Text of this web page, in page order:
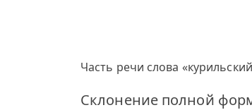
Часть речи слова
Склонение полной